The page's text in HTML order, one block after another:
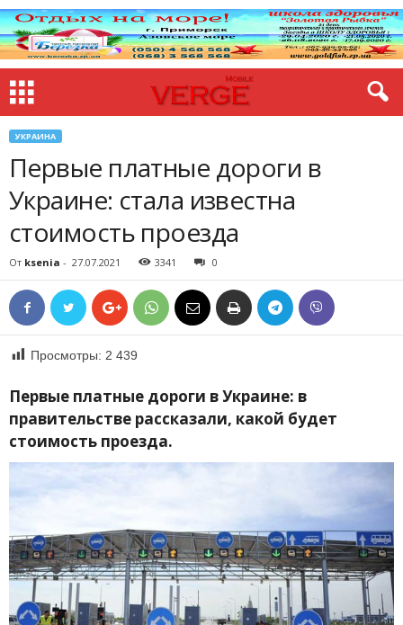
УКРАИНА
Первые платные дороги в
Украине: стала известна
стоимость проезда
От ksenia - 27.07.2021 3341 0
Просмотры: 2 439
Первые платные дороги в Украине: в
правительстве рассказали, какой будет
стоимость проезда.